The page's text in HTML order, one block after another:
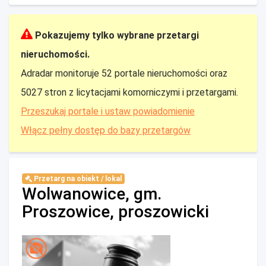
Pokazujemy tylko wybrane przetargi
nieruchomości.
Adradar monitoruje 52 portale nieruchomości oraz
5027 stron z licytacjami komorniczymi i przetargami.
Przeszukaj portale i ustaw powiadomienie
Włącz pełny dostęp do bazy przetargów
Przetarg na obiekt / lokal
Wolwanowice, gm.
Proszowice, proszowicki